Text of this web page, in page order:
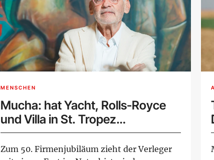
MENSCHEN
Mucha: hat Yacht, Rolls-Royce
und Villa in St. Tropez
weggegeben und ist erleichtert
Zum 50. Firmenjubiläum zieht der Verleger